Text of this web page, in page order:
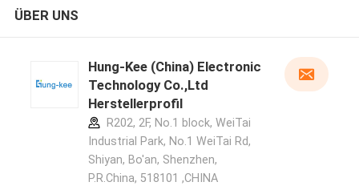
ÜBER UNS
Hung-Kee (China) Electronic
Technology Co.,Ltd
Herstellerprofil
R202, 2F, No.1 block, WeiTai
Industrial Park, No.1 WeiTai Rd,
Shiyan, Bo'an, Shenzhen,
P.R.China, 518101​​​​​​​ ,CHINA